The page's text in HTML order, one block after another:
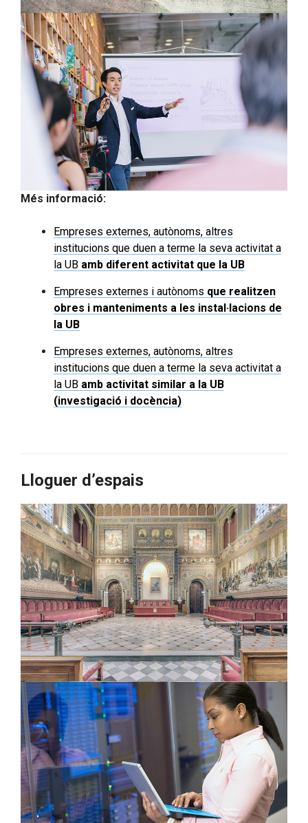
Més informació:
Empreses externes, autònoms, altres
institucions que duen a terme la seva activitat a
la UB amb diferent activitat que la UB
Empreses externes i autònoms que realitzen
obres i manteniments a les instal·lacions de
la UB
Empreses externes, autònoms, altres
institucions que duen a terme la seva activitat a
la UB amb activitat similar a la UB
(investigació i docència)
Lloguer d’espais